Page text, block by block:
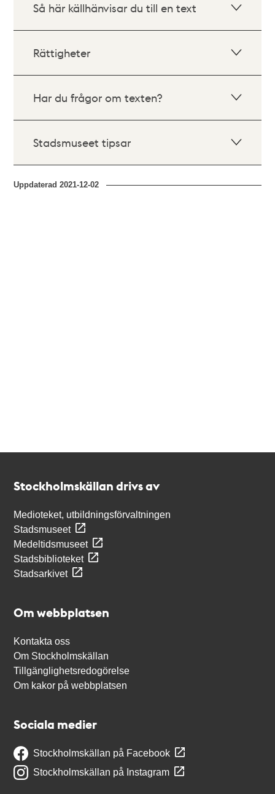
Så här källhänvisar du till en text
Rättigheter
Har du frågor om texten?
Stadsmuseet tipsar
Uppdaterad2021-12-02
Stockholmskällan drivs av
Medioteket, utbildningsförvaltningen
Stadsmuseet
Medeltidsmuseet
Stadsbiblioteket
Stadsarkivet
Om webbplatsen
Kontakta oss
Om Stockholmskällan
Tillgänglighetsredogörelse
Om kakor på webbplatsen
Sociala medier
Stockholmskällan på Facebook
Stockholmskällan på Instagram